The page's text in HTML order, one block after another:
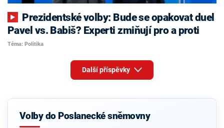
Pavel vs. Babiš? Experti zmiňují pro a proti
Téma: Politika
Další příspěvky
Volby do Poslanecké sněmovny